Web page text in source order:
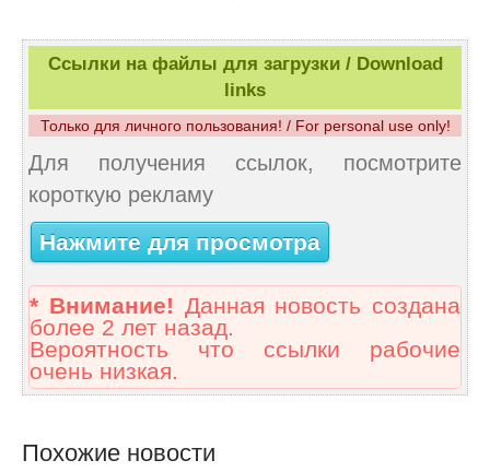
Ссылки на файлы для загрузки / Download
links
Только для личного пользования! / For personal use only!
Для получения ссылок, посмотрите
короткую рекламу
Нажмите для просмотра
* Внимание! Данная новость создана
более 2 лет назад.
Вероятность что ссылки рабочие
очень низкая.
Похожие новости